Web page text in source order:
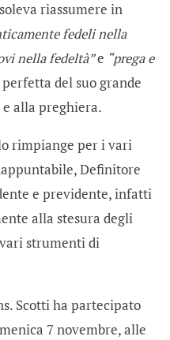
riassumere in
fedeli nella
nella fedeltà”e “prega e
perfetta del suo grande
e alla preghiera.
rimpiange per i vari
Definitore
e previdente, infatti
alla stesura degli
strumenti di
Scotti ha partecipato
7 novembre, alle